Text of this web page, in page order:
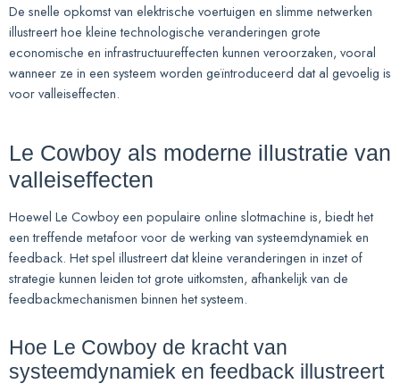
De snelle opkomst van elektrische voertuigen en slimme netwerken
illustreert hoe kleine technologische veranderingen grote
economische en infrastructuureffecten kunnen veroorzaken, vooral
wanneer ze in een systeem worden geïntroduceerd dat al gevoelig is
voor valleiseffecten.
Le Cowboy als moderne illustratie van
valleiseffecten
Hoewel Le Cowboy een populaire online slotmachine is, biedt het
een treffende metafoor voor de werking van systeemdynamiek en
feedback. Het spel illustreert dat kleine veranderingen in inzet of
strategie kunnen leiden tot grote uitkomsten, afhankelijk van de
feedbackmechanismen binnen het systeem.
Hoe Le Cowboy de kracht van
systeemdynamiek en feedback illustreert